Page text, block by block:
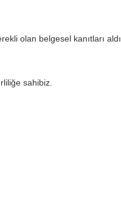
olan belgesel kanıtları
sahibiz.